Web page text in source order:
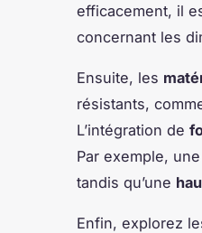
efficacement, il
concernant les
Ensuite, les
résistants,
L’intégration de
Par exemple, une
tandis qu’une
Enfin, explorez